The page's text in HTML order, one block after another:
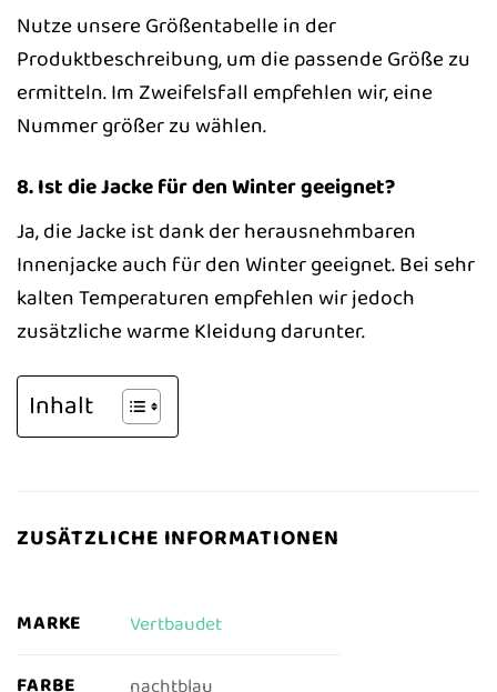
Nutze unsere Größentabelle in der
Produktbeschreibung, um die passende Größe zu
ermitteln. Im Zweifelsfall empfehlen wir, eine
Nummer größer zu wählen.
8. Ist die Jacke für den Winter geeignet?
Ja, die Jacke ist dank der herausnehmbaren
Innenjacke auch für den Winter geeignet. Bei sehr
kalten Temperaturen empfehlen wir jedoch
zusätzliche warme Kleidung darunter.
Inhalt
ZUSÄTZLICHE INFORMATIONEN
MARKE Vertbaudet
FARBE nachtblau